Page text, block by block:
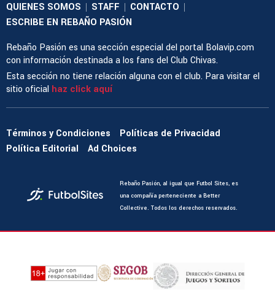
QUIENES SOMOS | STAFF | CONTACTO |
ESCRIBE EN REBAÑO PASIÓN
Rebaño Pasión es una sección especial del portal Bolavip.com
con información destinada a los fans del Club Chivas.
Esta sección no tiene relación alguna con el club. Para visitar el
sitio oficial haz click aquí
Términos y Condiciones
Políticas de Privacidad
Política Editorial
Ad Choices
Rebaño Pasión, al igual que Futbol Sites, es
una compañía perteneciente a Better
Collective. Todos los derechos reservados.